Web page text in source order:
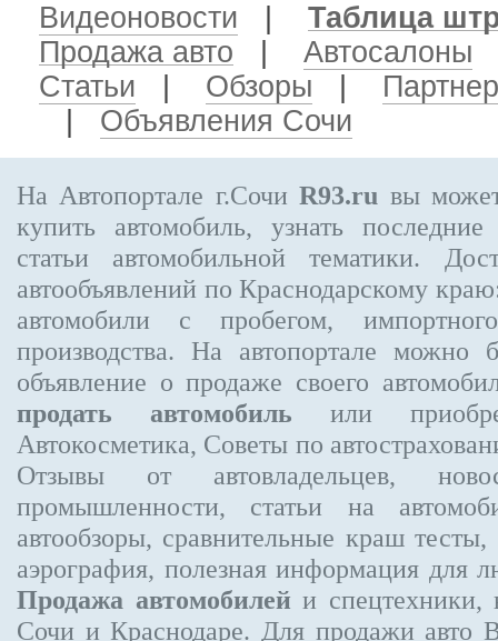
Видеоновости
Таблица
Продажа авто
Автосалоны
Статьи
Обзоры
Объявления Сочи
На Автопортале г.СочиR93.ru вы
купить автомобиль, узнать
статьи автомобильной тематики.
автообъявлений по Краснодарскому
автомобили с пробегом,
производства. На автопортале можно
объявление о продаже своего
продать автомобиль или
Автокосметика, Советы по
Отзывы от автовладельцев,
промышленности, статьи на
автообзоры, сравнительные краш
аэрография, полезная информация для
Продажа автомобилей и спецтехники,
Сочи и Краснодаре. Для продажи авто